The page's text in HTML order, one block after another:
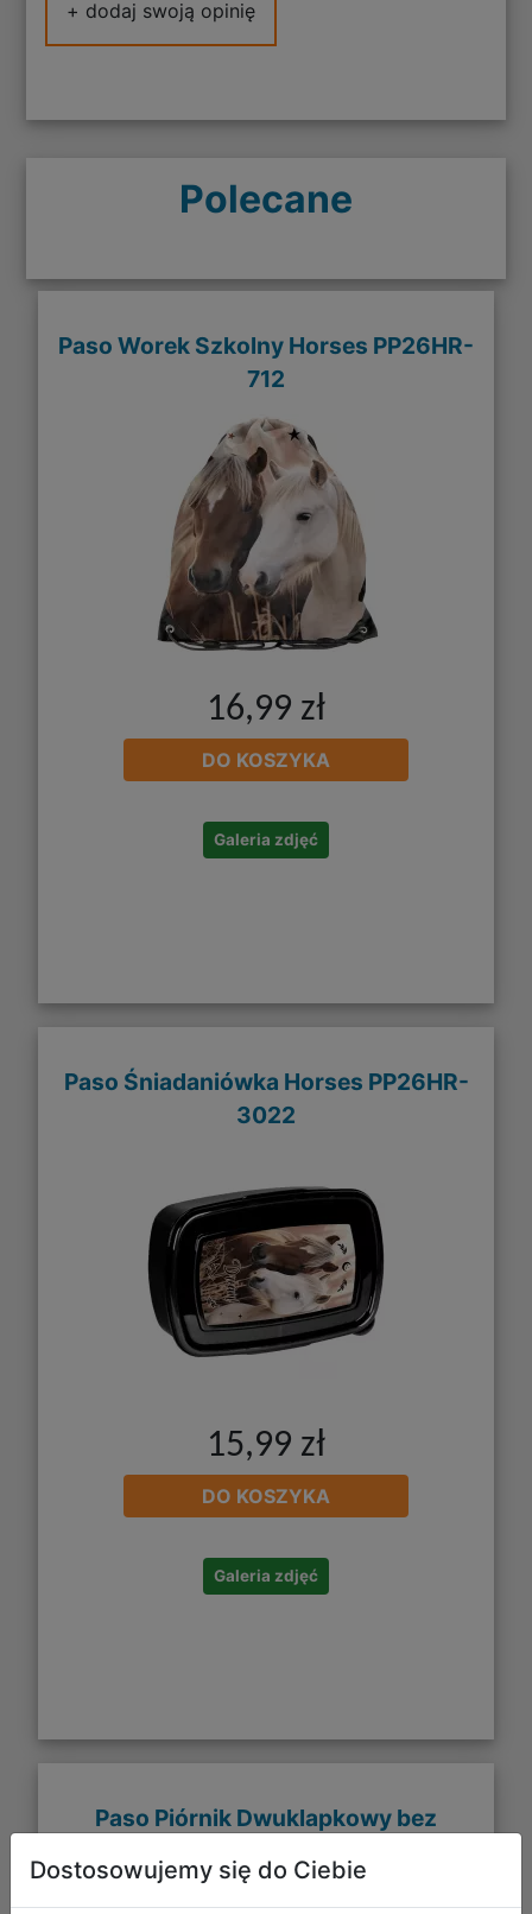
+ dodaj swoją opinię
Polecane
Paso Worek Szkolny Horses PP26HR-
712
16,99 zł
DO KOSZYKA
Galeria zdjęć
Paso Śniadaniówka Horses PP26HR-
3022
15,99 zł
DO KOSZYKA
Galeria zdjęć
Paso Piórnik Dwuklapkowy bez
P001BW
Dostosowujemy się do Ciebie